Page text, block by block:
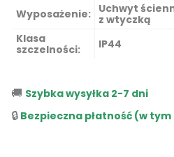
Wyposażenie: Uchwyt
z wtyczką
Klasa
szczelności:
IP44
🚚 Szybka wysyłka 2-7 dni
🔒 Bezpieczna płatność (w tym